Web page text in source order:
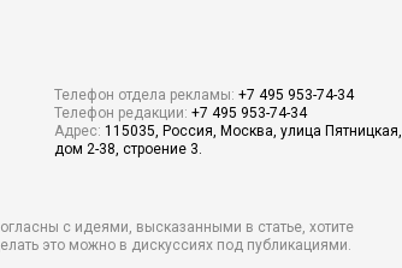
Телефон отдела рекламы: +7 495 953-74-34
Телефон редакции: +7 495 953-74-34
Адрес: 115035, Россия, Москва, улица Пятницкая,
дом 2-38, строение 3.
с идеями, высказанными в статье, хотите
это можно в дискуссиях под публикациями.